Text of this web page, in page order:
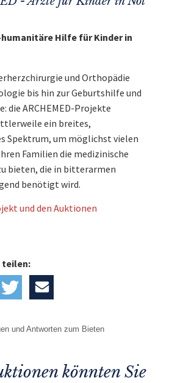
Hilfe für Kinder in
und Orthopädie
bis hin zur Geburtshilfe und
die ARCHEMED-Projekte
ein breites,
Spektrum, um möglichst vielen
Familien die medizinische
bieten, die in bitterarmen
benötigt wird.
und den Auktionen
teilen:
und Antworten zum Bieten
könnten Sie